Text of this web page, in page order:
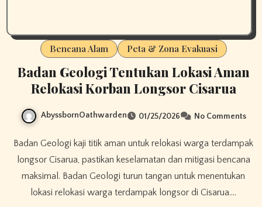
Bencana Alam Peta & Zona Evakuasi
Badan Geologi Tentukan Lokasi Aman
Relokasi Korban Longsor Cisarua
AbyssbornOathwarden 01/25/2026 No Comments
Badan Geologi kaji titik aman untuk relokasi warga terdampak
longsor Cisarua, pastikan keselamatan dan mitigasi bencana
maksimal. Badan Geologi turun tangan untuk menentukan
lokasi relokasi warga terdampak longsor di Cisarua.…